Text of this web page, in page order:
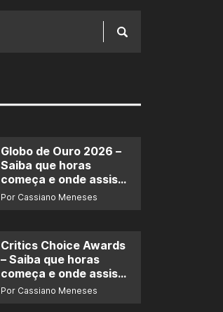
Globo de Ouro 2026 –
Saiba que horas
começa e onde assistir
ao prêmio
Por Cassiano Meneses
Critics Choice Awards
– Saiba que horas
começa e onde assistir
ao prêmio
Por Cassiano Meneses